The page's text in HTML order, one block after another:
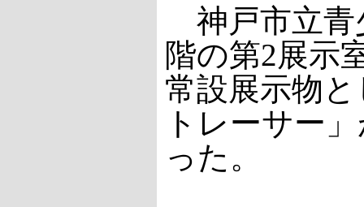
神戸市立青
階の第2展示
常設展示物
トレーサー
った。